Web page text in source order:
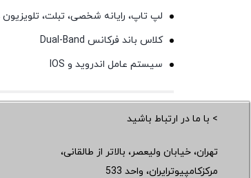
لپ تاپ، رایانه شخصی، تبلت،
کلاس باند فرکانس Dual-Band
سیستم عامل اندروید و IOS
> با ما در ارتباط باشید
تهران، خیابان ولیعصر، بالاتر از طالقانی،
مرکزکامپیوترایران، واحد 533